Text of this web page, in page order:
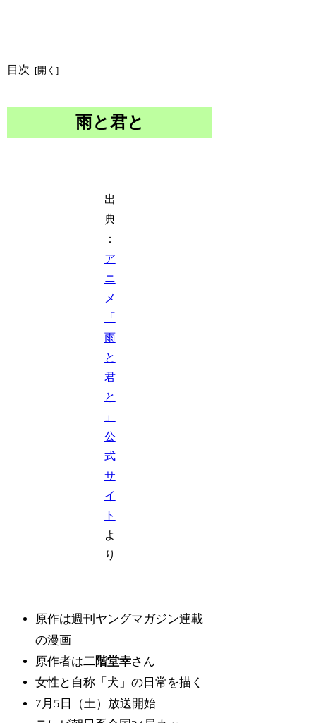
目次
雨と君と
出
典
：
ア
ニ
メ
「
雨
と
君
と
」
公
式
サ
イ
ト
よ
り
原作は週刊ヤングマガジン連載
の漫画
原作者は二階堂幸さん
女性と自称「犬」の日常を描く
7月5日（土）放送開始